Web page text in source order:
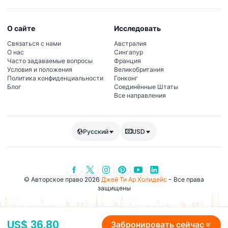
US$ 36.80 Забронировать сейчас
О сайте
Связаться с нами
О нас
Часто задаваемые вопросы
Условия и положения
Политика конфиденциальности
Блог
Исследовать
Австралия
Сингапур
Франция
Великобритания
Гонконг
Соединённые Штаты
Все направления
Русский USD
© Авторское право 2026 Джей Ти Ар Холидейс- Все права
защищены